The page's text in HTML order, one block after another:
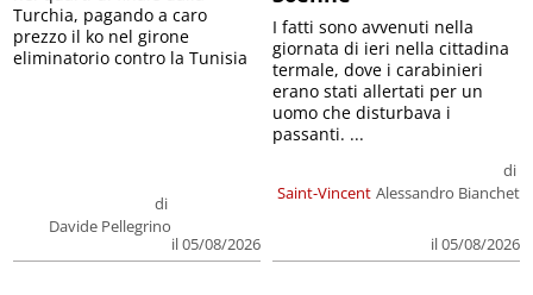
di
Davide Pellegrino
il 05/08/2026
Turchia, pagando a caro
prezzo il ko nel girone
eliminatorio contro la Tunisia
Saint-Vincent
di
Alessandro Bianchet
il 05/08/2026
I fatti sono avvenuti nella
giornata di ieri nella cittadina
termale, dove i carabinieri
erano stati allertati per un
uomo che disturbava i
passanti. ...